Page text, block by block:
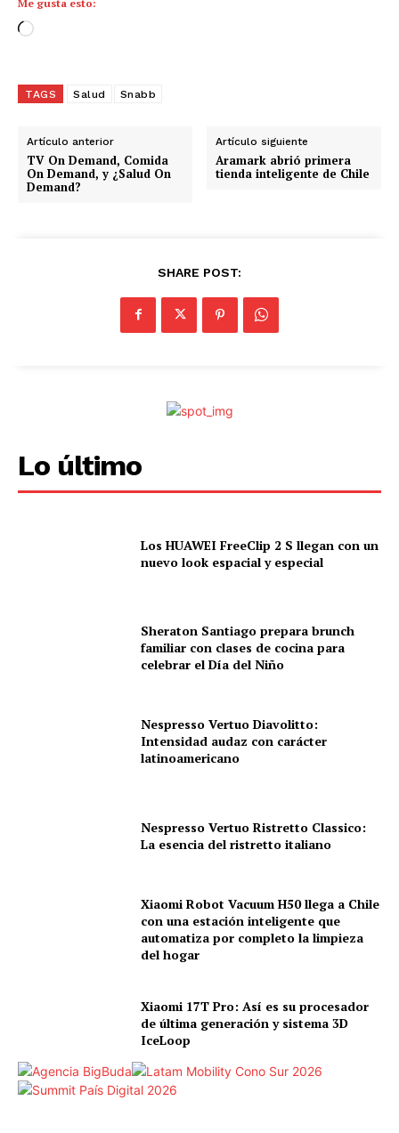
Me gusta esto:
C
g
n
d
o
TAGS Salud Snabb
Artículo anterior
TV On Demand, Comida
On Demand, y ¿Salud On
Demand?
Artículo siguiente
Aramark abrió primera
tienda inteligente de Chile
SHARE POST:
Lo último
Los HUAWEI FreeClip 2 S llegan con un
nuevo look espacial y especial
Sheraton Santiago prepara brunch
familiar con clases de cocina para
celebrar el Día del Niño
Nespresso Vertuo Diavolitto:
Intensidad audaz con carácter
latinoamericano
Nespresso Vertuo Ristretto Classico:
La esencia del ristretto italiano
Xiaomi Robot Vacuum H50 llega a Chile
con una estación inteligente que
automatiza por completo la limpieza
del hogar
Xiaomi 17T Pro: Así es su procesador
de última generación y sistema 3D
IceLoop